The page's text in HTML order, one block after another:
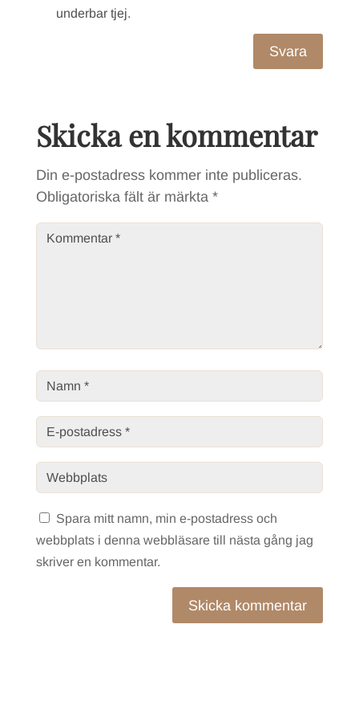
underbar tjej.
Svara
Skicka en kommentar
Din e-postadress kommer inte publiceras.
Obligatoriska fält är märkta *
Spara mitt namn, min e-postadress och
webbplats i denna webbläsare till nästa gång jag
skriver en kommentar.
Skicka kommentar